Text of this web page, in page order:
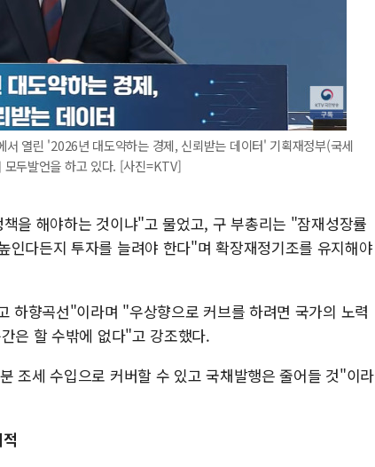
열린 '2026년 대도약하는 경제, 신뢰받는 데이터' 기획재정부(국세
모두발언을 하고 있다. [사진=KTV]
을 해야하는 것이냐"고 물었고, 구 부총리는 "잠재성장률
인다든지 투자를 늘려야 한다"며 확장재정기조를 유지해야
하향곡선"이라며 "우상향으로 커브를 하려면 국가의 노력
은 할 수밖에 없다"고 강조했다.
조세 수입으로 커버할 수 있고 국채발행은 줄어들 것"이라